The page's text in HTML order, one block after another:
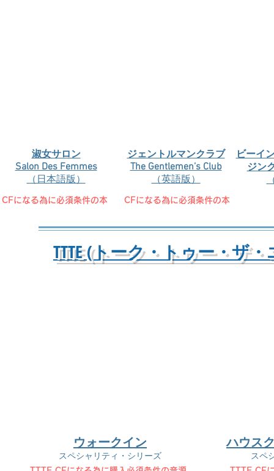
淑女サロン
Salon Des Femmes
（日本語版）
ジェントルマンクラブ
The Gentlemen’s Club
（英語版）
ビーイ
ジン
CF​になる為に必須条件の本 CF​になる為に必須条件の本
TTTE (トーク・トゥー・ザ
ウォークイン
スペシャリティ・シリーズ
ハウス
スペ